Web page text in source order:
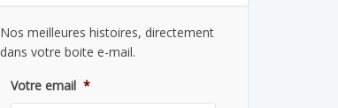
Nos meilleures histoires, directement
dans votre boite e-mail.
Votre email *